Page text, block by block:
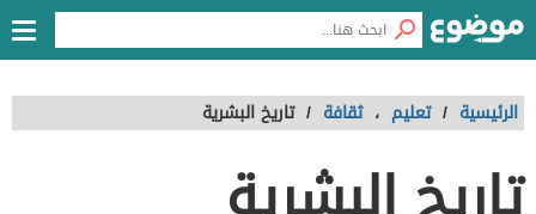
الرئيسية / تعليم ، ثقافة / تاريخ البشرية